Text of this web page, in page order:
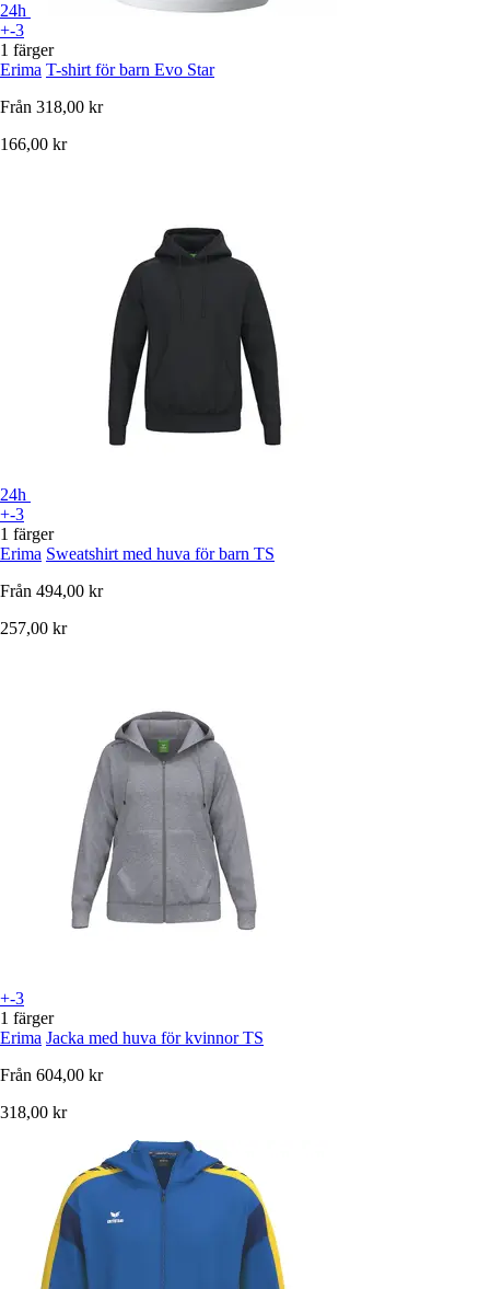
24h
+-3
1 färger
Erima T-shirt för barn Evo Star
Från 318,00 kr
166,00 kr
24h
+-3
1 färger
Erima Sweatshirt med huva för barn TS
Från 494,00 kr
257,00 kr
+-3
1 färger
Erima Jacka med huva för kvinnor TS
Från 604,00 kr
318,00 kr